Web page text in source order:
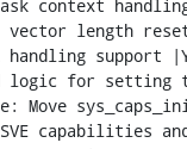
context
vector length
handling support
logic for
Move
SVE capabilities